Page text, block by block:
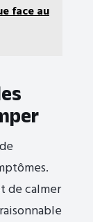
face au
de calmer